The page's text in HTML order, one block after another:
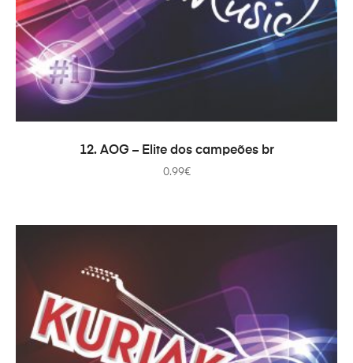
ADICIONAR
12. AOG – Elite dos campeões br
0.99€